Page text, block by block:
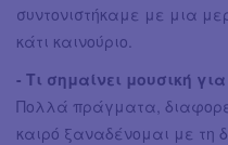
συντονιστήκαμε με μια
κάτι καινούριο.
- Tι σημαίνει μουσική
Πολλά πράγματα,
καιρό ξαναδένομαι με τη